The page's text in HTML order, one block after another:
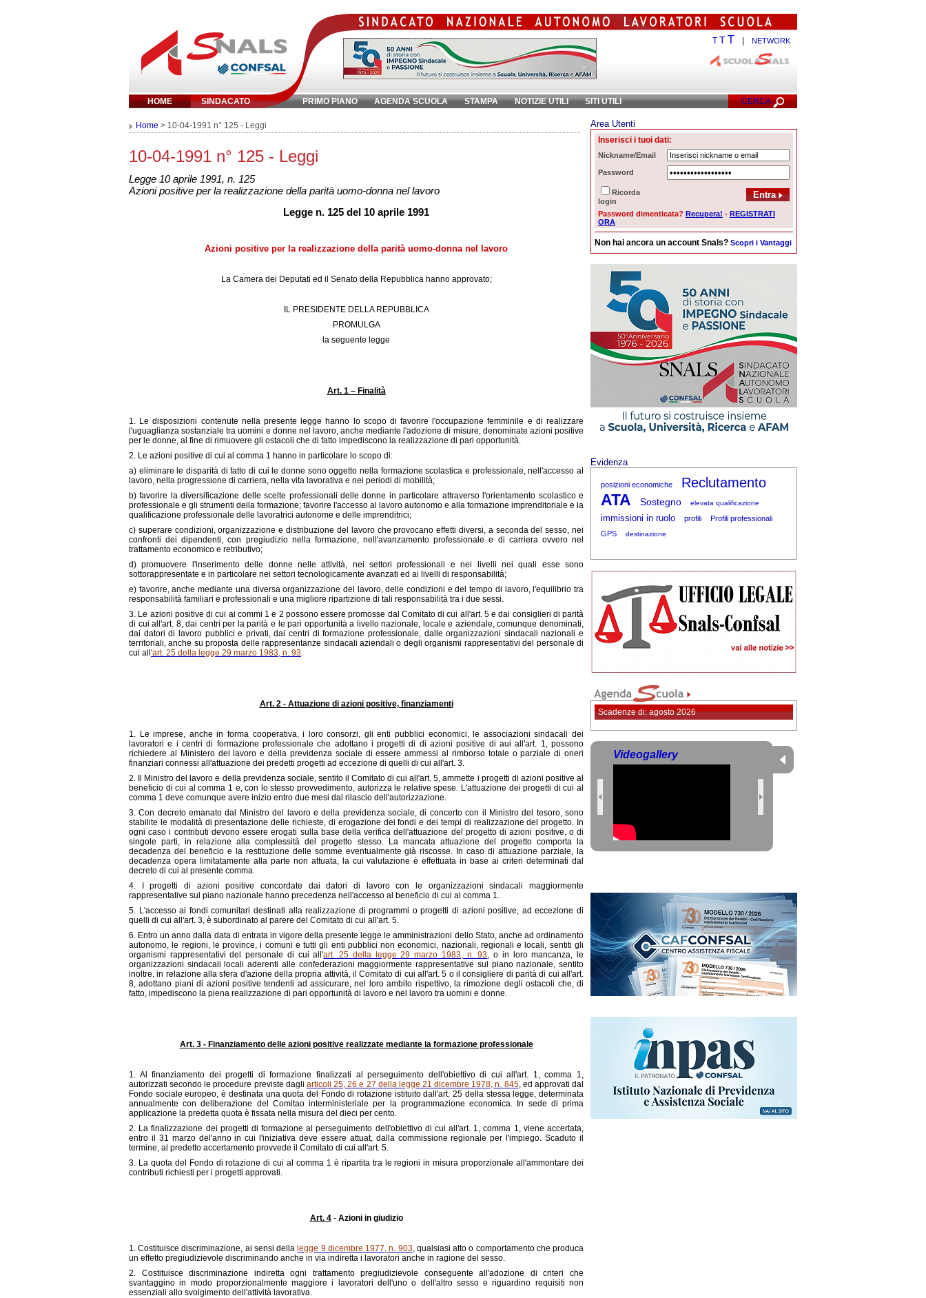
T TT NETWORK
HOME SINDACATO PRIMO PIANO AGENDA SCUOLA STAMPA NOTIZIE UTILI SITI UTILI CERCA
Inserisci parola chiave: Ricerca Avanzata
Home > 10-04-1991 n° 125 - Leggi
10-04-1991 n° 125 - Leggi
Legge 10 aprile 1991, n. 125
Azioni positive per la realizzazione della parità uomo-donna nel lavoro
Legge n. 125 del 10 aprile 1991
Azioni positive per la realizzazione della parità uomo-donna nel lavoro
La Camera dei Deputati ed il Senato della Repubblica hanno approvato;
IL PRESIDENTE DELLA REPUBBLICA
PROMULGA
la seguente legge
Art. 1 – Finalità
1. Le disposizioni contenute nella presente legge hanno lo scopo di favorire l'occupazione femminile e di realizzare
l'uguaglianza sostanziale tra uomini e donne nel lavoro, anche mediante l'adozione di misure, denominate azioni positive
per le donne, al fine di rimuovere gli ostacoli che di fatto impediscono la realizzazione di pari opportunità.
2. Le azioni positive di cui al comma 1 hanno in particolare lo scopo di:
a) eliminare le disparità di fatto di cui le donne sono oggetto nella formazione scolastica e professionale, nell'accesso al
lavoro, nella progressione di carriera, nella vita lavorativa e nei periodi di mobilità;
b) favorire la diversificazione delle scelte professionali delle donne in particolare attraverso l'orientamento scolastico e
professionale e gli strumenti della formazione; favorire l'accesso al lavoro autonomo e alla formazione imprenditoriale e la
qualificazione professionale delle lavoratrici autonome e delle imprenditrici;
c) superare condizioni, organizzazione e distribuzione del lavoro che provocano effetti diversi, a seconda del sesso, nei
confronti dei dipendenti, con pregiudizio nella formazione, nell'avanzamento professionale e di carriera ovvero nel
trattamento economico e retributivo;
d) promuovere l'inserimento delle donne nelle attività, nei settori professionali e nei livelli nei quali esse sono
sottorappresentate e in particolare nei settori tecnologicamente avanzati ed ai livelli di responsabilità;
e) favorire, anche mediante una diversa organizzazione del lavoro, delle condizioni e del tempo di lavoro, l'equilibrio tra
responsabilità familiari e professionali e una migliore ripartizione di tali responsabilità tra i due sessi.
3. Le azioni positive di cui ai commi 1 e 2 possono essere promosse dal Comitato di cui all'art. 5 e dai consiglieri di parità
di cui all'art. 8, dai centri per la parità e le pari opportunità a livello nazionale, locale e aziendale, comunque denominati,
dai datori di lavoro pubblici e privati, dai centri di formazione professionale, dalle organizzazioni sindacali nazionali e
territoriali, anche su proposta delle rappresentanze sindacali aziendali o degli organismi rappresentativi del personale di
cui all 'art. 25 della legge 29 marzo 1983, n. 93.
Art. 2 - Attuazione di azioni positive, finanziamenti
1. Le imprese, anche in forma cooperativa, i loro consorzi, gli enti pubblici economici, le associazioni sindacali dei
lavoratori e i centri di formazione professionale che adottano i progetti di di azioni positive di aui all'art. 1, possono
richiedere al Ministero del lavoro e della previdenza sociale di essere ammessi al rimborso totale o parziale di oneri
finanziari connessi all'attuazione dei predetti progetti ad eccezione di quelli di cui all'art. 3.
2. Il Ministro del lavoro e della previdenza sociale, sentito il Comitato di cui all'art. 5, ammette i progetti di azioni positive al
beneficio di cui al comma 1 e, con lo stesso provvedimento, autorizza le relative spese. L'attuazione dei progetti di cui al
comma 1 deve comunque avere inizio entro due mesi dal rilascio dell'autorizzazione.
3. Con decreto emanato dal Ministro del lavoro e della previdenza sociale, di concerto con il Ministro del tesoro, sono
stabilite le modalità di presentazione delle richieste, di erogazione dei fondi e dei tempi di realizzazione del progetto. In
ogni caso i contributi devono essere erogati sulla base della verifica dell'attuazione del progetto di azioni positive, o di
singole parti, in relazione alla complessità del progetto stesso. La mancata attuazione del progetto comporta la
decadenza del beneficio e la restituzione delle somme eventualmente già riscosse. In caso di attuazione parziale, la
decadenza opera limitatamente alla parte non attuata, la cui valutazione è effettuata in base ai criteri determinati dal
decreto di cui al presente comma.
4. I progetti di azioni positive concordate dai datori di lavoro con le organizzazioni sindacali maggiormente
rappresentative sul piano nazionale hanno precedenza nell'accesso al beneficio di cui al comma 1.
5. L'accesso ai fondi comunitari destinati alla realizzazione di programmi o progetti di azioni positive, ad eccezione di
quelli di cui all'art. 3, è subordinato al parere del Comitato di cui all'art. 5.
6. Entro un anno dalla data di entrata in vigore della presente legge le amministrazioni dello Stato, anche ad ordinamento
autonomo, le regioni, le province, i comuni e tutti gli enti pubblici non economici, nazionali, regionali e locali, sentiti gli
organismi rappresentativi del personale di cui all'art. 25 della legge 29 marzo 1983, n. 93, o in loro mancanza, le
organizzazioni sindacali locali aderenti alle confederazioni maggiormente rappresentative sul piano nazionale, sentito
inoltre, in relazione alla sfera d'azione della propria attività, il Comitato di cui all'art. 5 o il consigliere di parità di cui all'art.
8, adottano piani di azioni positive tendenti ad assicurare, nel loro ambito rispettivo, la rimozione degli ostacoli che, di
fatto, impediscono la piena realizzazione di pari opportunità di lavoro e nel lavoro tra uomini e donne.
Art. 3 - Finanziamento delle azioni positive realizzate mediante la formazione professionale
1. Al finanziamento dei progetti di formazione finalizzati al perseguimento dell'obiettivo di cui all'art. 1, comma 1,
autorizzati secondo le procedure previste dagli articoli 25, 26 e 27 della legge 21 dicembre 1978, n. 845, ed approvati dal
Fondo sociale europeo, è destinata una quota del Fondo di rotazione istituito dall'art. 25 della stessa legge, determinata
annualmente con deliberazione del Comitao interministeriale per la programmazione economica. In sede di prima
applicazione la predetta quota è fissata nella misura del dieci per cento.
2. La finalizzazione dei progetti di formazione al perseguimento dell'obiettivo di cui all'art. 1, comma 1, viene accertata,
entro il 31 marzo del'anno in cui l'iniziativa deve essere attuat, dalla commissione regionale per l'impiego. Scaduto il
termine, al predetto accertamento provvede il Comitato di cui all'art. 5.
3. La quota del Fondo di rotazione di cui al comma 1 è ripartita tra le regioni in misura proporzionale all'ammontare dei
contributi richiesti per i progetti approvati.
Art. 4- Azioni in giudizio
1. Costituisce discriminazione, ai sensi della legge 9 dicembre 1977, n. 903, qualsiasi atto o comportamento che produca
un effetto pregiudizievole discriminando anche in via indiretta i lavoratori anche in ragione del sesso.
2. Costituisce discriminazione indiretta ogni trattamento pregiudizievole conseguente all'adozione di criteri che
svantaggino in modo proporzionalmente maggiore i lavoratori dell'uno o dell'altro sesso e riguardino requisiti non
essenziali allo svolgimento dell'attività lavorativa.
Area Utenti
Inserisci i tuoi dati:
Nickname/Email
Password
Ricorda
login
Password dimenticata? Recupera! - REGISTRATI
ORA
Non hai ancora un account Snals? Scopri i Vantaggi
Evidenza
posizioni economiche Reclutamento
ATA Sostegno elevata qualificazione
immissioni in ruolo profili
Profili professionali
GPS
destinazione
Scadenze di: agosto 2026
Videogallery